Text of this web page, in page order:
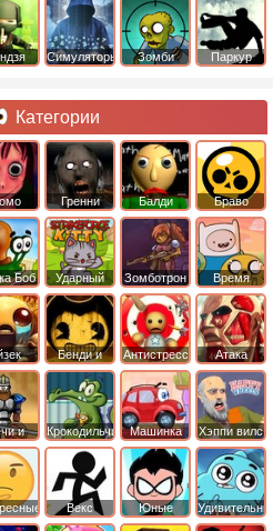
Симуляторы Зомби Паркур
Категории
Гренни Балди
Браво
Старс
Боб
Ударный
отряд котят
Зомботрон
Время
Приключений
Бенди и
Чернильная
машина
Антистресс
Атака
Титанов
и
Крокодильчик
Свомпи
Машинка
Вилли
Хэппи вилс
Векс
Юные
титаны
Удивительный
мир